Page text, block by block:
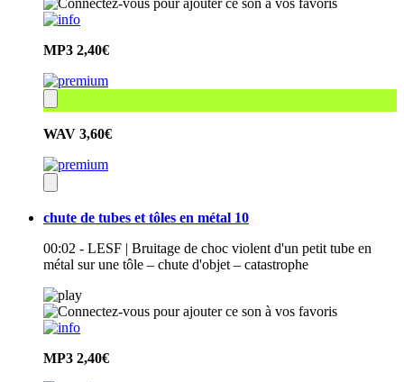
MP3 2,40€
WAV 3,60€
chute de tubes et tôles en métal 10
00:02 - LESF | Bruitage de choc violent d'un petit tube en
métal sur une tôle – chute d'objet – catastrophe
MP3 2,40€